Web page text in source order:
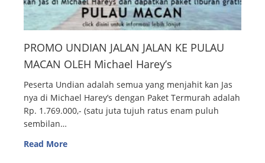
PROMO UNDIAN JALAN JALAN KE PULAU
MACAN OLEH Michael Harey’s
Peserta Undian adalah semua yang menjahit kan Jas
nya di Michael Harey’s dengan Paket Termurah adalah
Rp. 1.769.000,- (satu juta tujuh ratus enam puluh
sembilan…
Read More